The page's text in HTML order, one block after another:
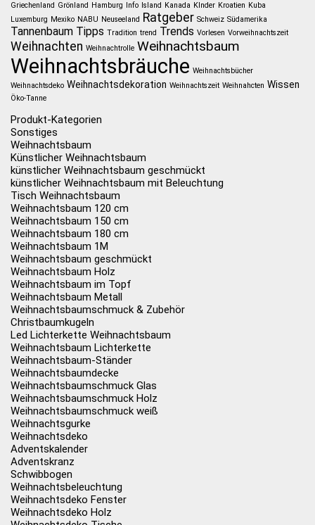
Griechenland Grönland Hamburg Info Island Kanada KInder Kroatien Kuba
Luxemburg Mexiko NABU Neuseeland Ratgeber Schweiz Südamerika
Tannenbaum Tipps Tradition trend Trends Vorlesen Vorweihnachtszeit
Weihnachten Weihnachtrolle Weihnachtsbaum
Weihnachtsbräuche Weihnachtsbücher
Weihnachtsdeko Weihnachtsdekoration Weihnachtszeit Weihnahcten Wissen
Öko-Tanne
Produkt-Kategorien
Sonstiges
Weihnachtsbaum
Künstlicher Weihnachtsbaum
künstlicher Weihnachtsbaum geschmückt
künstlicher Weihnachtsbaum mit Beleuchtung
Tisch Weihnachtsbaum
Weihnachtsbaum 120 cm
Weihnachtsbaum 150 cm
Weihnachtsbaum 180 cm
Weihnachtsbaum 1M
Weihnachtsbaum geschmückt
Weihnachtsbaum Holz
Weihnachtsbaum im Topf
Weihnachtsbaum Metall
Weihnachtsbaumschmuck & Zubehör
Christbaumkugeln
Led Lichterkette Weihnachtsbaum
Weihnachtsbaum Lichterkette
Weihnachtsbaum-Ständer
Weihnachtsbaumdecke
Weihnachtsbaumschmuck Glas
Weihnachtsbaumschmuck Holz
Weihnachtsbaumschmuck weiß
Weihnachtsgurke
Weihnachtsdeko
Adventskalender
Adventskranz
Schwibbogen
Weihnachtsbeleuchtung
Weihnachtsdeko Fenster
Weihnachtsdeko Holz